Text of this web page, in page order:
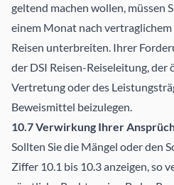
geltend machen wollen, müssen
einem Monat nach
Reisen unterbreiten. Ihrer
der DSI Reisen-Reiseleitung, der
Vertretung oder des
Beweismittel beizulegen.
10.7 Verwirkung Ihrer
Sollten Sie die Mängel oder den
Ziffer 10.1 bis 10.3 anzeigen, so